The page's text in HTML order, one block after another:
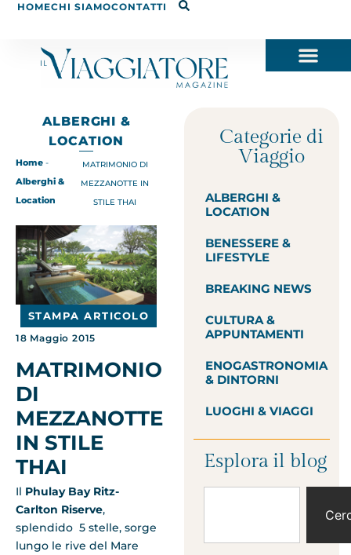
HOMECHI SIAMOCONTATTI
ALBERGHI &
LOCATION
Home -
Alberghi &
Location
MATRIMONIO DI
MEZZANOTTE IN
STILE THAI
STAMPA ARTICOLO
18 Maggio 2015
MATRIMONIO
DI
MEZZANOTTE
IN STILE
THAI
Il Phulay Bay Ritz-
Carlton Riserve,
splendido 5 stelle, sorge
lungo le rive del Mare
Categorie di
Viaggio
ALBERGHI &
LOCATION
BENESSERE &
LIFESTYLE
BREAKING NEWS
CULTURA &
APPUNTAMENTI
ENOGASTRONOMIA
& DINTORNI
LUOGHI & VIAGGI
Esplora il blog